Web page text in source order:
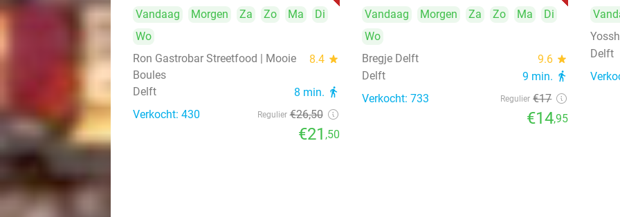
Vandaag Morgen Za Zo Ma
Di
Wo
Ron Gastrobar Streetfood | Mooie
Boules
8.4 star
Delft 8 min. directions_walk
Verkocht: 430 Regulier €26,50
€21 ,50
Vandaag Morgen Za Zo Ma
Di
Wo
Bregje Delft
9.6 star
Delft 9 min. directions_walk
Verkocht: 733 Regulier €17
€14,95
Delft